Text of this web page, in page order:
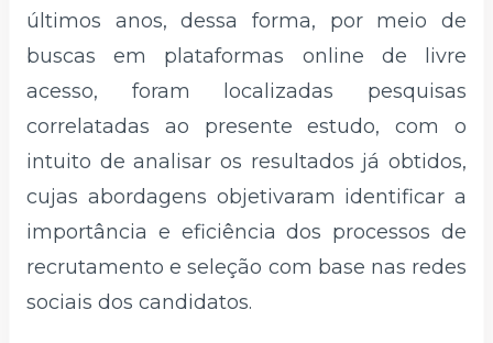
últimos anos, dessa forma, por meio de
buscas em plataformas online de livre
acesso, foram localizadas pesquisas
correlatadas ao presente estudo, com o
intuito de analisar os resultados já obtidos,
cujas abordagens objetivaram identificar a
importância e eficiência dos processos de
recrutamento e seleção com base nas redes
sociais dos candidatos.